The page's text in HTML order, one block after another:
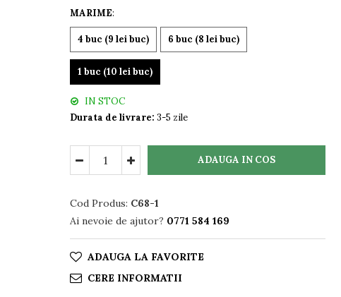
MARIME:
4 buc (9 lei buc) 6 buc (8 lei buc)
1 buc (10 lei buc)
IN STOC
Durata de livrare: 3-5 zile
ADAUGA IN COS
Cod Produs: C68-1
Ai nevoie de ajutor? 0771 584 169
ADAUGA LA FAVORITE
CERE INFORMATII